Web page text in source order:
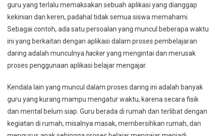
guru yang terlalu memaksakan sebuah aplikasi yang dianggap
kekinian dan keren, padahal tidak semua siswa memahami.
Sebagai contoh, ada satu persoalan yang muncul beberapa waktu
ini yang berkaitan dengan aplikasi dalam proses pembelajaran
daring adalah munculnya hackeryang mengintai dan merusak
proses penggunaan aplikasi belajar mengajar.
Kendala lain yang muncul dalam proses daring ini adalah banyak
guru yang kurang mampu mengatur waktu, karena secara fisik
dan mental belum siap. Guru berada di rumah dan terlibat dengan
kegiatan di rumah, misalnya masak, membersihkan rumah, dan